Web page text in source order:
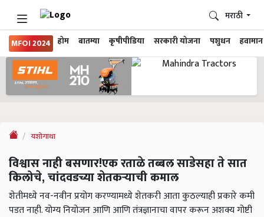
MFOI 2024 होम बातम्या कृषीपीडिया सरकारी योजना पशुधन हवामान
मराठी
यशोगाथा
विश्वास नाही बसणार!एक रताळे तब्बल साडेसहा ते सात
किलोचे, चांदवडच्या शेतकऱ्याची कमाल
शेतीमध्ये नव-नवीन प्रयोग करण्यामध्ये शेतकरी आता कुठल्याही प्रकारे कमी
पडत नाही. योग्य नियोजन आणि आणि तंत्रज्ञानाचा वापर करून अशक्य गोष्टी